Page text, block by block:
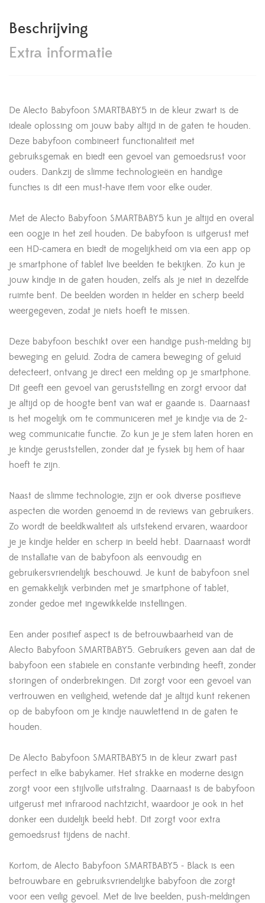
Beschrijving
Extra informatie
De Alecto Babyfoon SMARTBABY5 in de kleur zwart is de
ideale oplossing om jouw baby altijd in de gaten te houden.
Deze babyfoon combineert functionaliteit met
gebruiksgemak en biedt een gevoel van gemoedsrust voor
ouders. Dankzij de slimme technologieën en handige
functies is dit een must-have item voor elke ouder.
Met de Alecto Babyfoon SMARTBABY5 kun je altijd en overal
een oogje in het zeil houden. De babyfoon is uitgerust met
een HD-camera en biedt de mogelijkheid om via een app op
je smartphone of tablet live beelden te bekijken. Zo kun je
jouw kindje in de gaten houden, zelfs als je niet in dezelfde
ruimte bent. De beelden worden in helder en scherp beeld
weergegeven, zodat je niets hoeft te missen.
Deze babyfoon beschikt over een handige push-melding bij
beweging en geluid. Zodra de camera beweging of geluid
detecteert, ontvang je direct een melding op je smartphone.
Dit geeft een gevoel van geruststelling en zorgt ervoor dat
je altijd op de hoogte bent van wat er gaande is. Daarnaast
is het mogelijk om te communiceren met je kindje via de 2-
weg communicatie functie. Zo kun je je stem laten horen en
je kindje geruststellen, zonder dat je fysiek bij hem of haar
hoeft te zijn.
Naast de slimme technologie, zijn er ook diverse positieve
aspecten die worden genoemd in de reviews van gebruikers.
Zo wordt de beeldkwaliteit als uitstekend ervaren, waardoor
je je kindje helder en scherp in beeld hebt. Daarnaast wordt
de installatie van de babyfoon als eenvoudig en
gebruikersvriendelijk beschouwd. Je kunt de babyfoon snel
en gemakkelijk verbinden met je smartphone of tablet,
zonder gedoe met ingewikkelde instellingen.
Een ander positief aspect is de betrouwbaarheid van de
Alecto Babyfoon SMARTBABY5. Gebruikers geven aan dat de
babyfoon een stabiele en constante verbinding heeft, zonder
storingen of onderbrekingen. Dit zorgt voor een gevoel van
vertrouwen en veiligheid, wetende dat je altijd kunt rekenen
op de babyfoon om je kindje nauwlettend in de gaten te
houden.
De Alecto Babyfoon SMARTBABY5 in de kleur zwart past
perfect in elke babykamer. Het strakke en moderne design
zorgt voor een stijlvolle uitstraling. Daarnaast is de babyfoon
uitgerust met infrarood nachtzicht, waardoor je ook in het
donker een duidelijk beeld hebt. Dit zorgt voor extra
gemoedsrust tijdens de nacht.
Kortom, de Alecto Babyfoon SMARTBABY5 - Black is een
betrouwbare en gebruiksvriendelijke babyfoon die zorgt
voor een veilig gevoel. Met de live beelden, push-meldingen